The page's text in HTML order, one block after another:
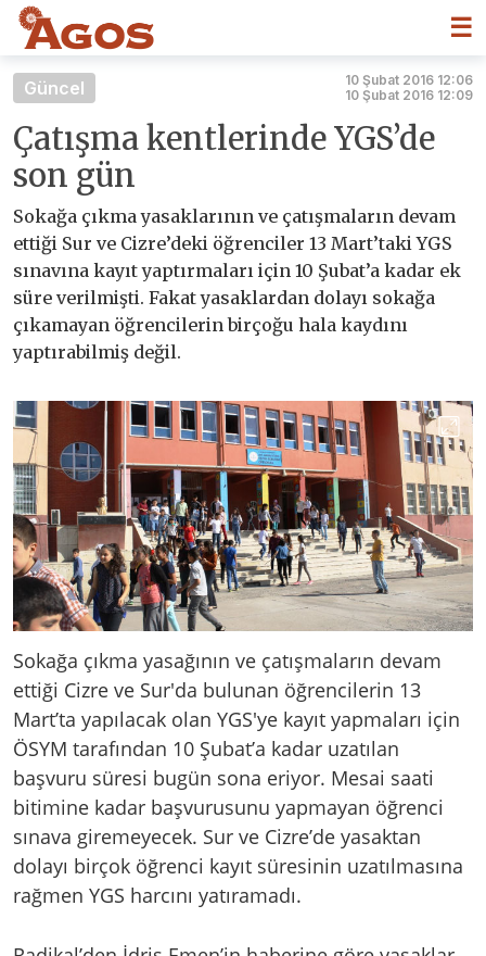
☰
Güncel
10 Şubat 2016 12:06
10 Şubat 2016 12:09
Çatışma kentlerinde YGS’de
son gün
Sokağa çıkma yasaklarının ve çatışmaların devam
ettiği Sur ve Cizre’deki öğrenciler 13 Mart’taki YGS
sınavına kayıt yaptırmaları için 10 Şubat’a kadar ek
süre verilmişti. Fakat yasaklardan dolayı sokağa
çıkamayan öğrencilerin birçoğu hala kaydını
yaptırabilmiş değil.
Sokağa çıkma yasağının ve çatışmaların devam
ettiği Cizre ve Sur'da bulunan öğrencilerin 13
Mart’ta yapılacak olan YGS'ye kayıt yapmaları için
ÖSYM tarafından 10 Şubat’a kadar uzatılan
başvuru süresi bugün sona eriyor. Mesai saati
bitimine kadar başvurusunu yapmayan öğrenci
sınava giremeyecek. Sur ve Cizre’de yasaktan
dolayı birçok öğrenci kayıt süresinin uzatılmasına
rağmen YGS harcını yatıramadı.